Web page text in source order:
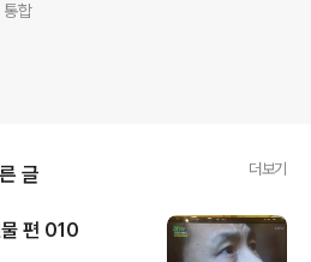
합
글 더보기
물 편 010